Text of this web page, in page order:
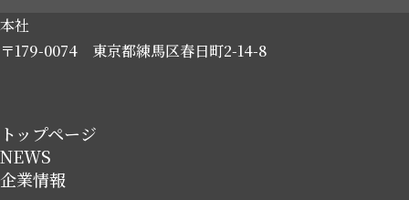
本社
〒179-0074 東京都練馬区春日町2-14-8
トップページ
NEWS
企業情報